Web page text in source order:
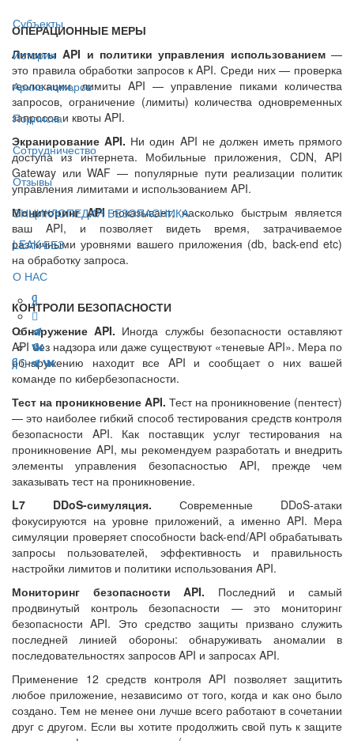
Субъекты
История
Архив номеров
Подписка
Сотрудничество
Отзывы
ЭНЦИКЛОПЕДИЯ БЕЗОПАСНИКА
LEAK-БЕЗ
О НАС
ОПЕРАЦИОННЫЕ МЕРЫ
Лимиты API и политики управления использованием—
это правила обработки запросов к API. Среди них — проверка
геолокации, лимиты API — управление пиками количества
запросов, ограничение (лимиты) количества одновременных
запросов и квоты API.
Экранирование API. Ни один API не должен иметь прямого
доступа из интернета. Мобильные приложения, CDN, API
Gateway или WAF — популярные пути реализации политик
управления лимитами и использованием API.
Мониторинг API показывает, насколько быстрым является
ваш API, и позволяет видеть время, затрачиваемое
различными уровнями вашего приложения (db, back-end etc)
на обработку запроса.
КОНТРОЛИ БЕЗОПАСНОСТИ
Обнаружение API. Иногда службы безопасности оставляют
API без надзора или даже существуют «теневые API». Мера по
обнаружению находит все API и сообщает о них вашей
команде по кибербезопасности.
Тест на проникновение API. Тест на проникновение (пентест)
— это наиболее гибкий способ тестирования средств контроля
безопасности API. Как поставщик услуг тестирования на
проникновение API, мы рекомендуем разработать и внедрить
элементы управления безопасностью API, прежде чем
заказывать тест на проникновение.
L7 DDoS-симуляция. Современные DDoS-атаки
фокусируются на уровне приложений, а именно API. Мера
симуляции проверяет способности back-end/API обрабатывать
запросы пользователей, эффективность и правильность
настройки лимитов и политики использования API.
Мониторинг безопасности API. Последний и самый
продвинутый контроль безопасности — это мониторинг
безопасности API. Это средство защиты призвано служить
последней линией обороны: обнаруживать аномалии в
последовательностях запросов API и запросах API.
Применение 12 средств контроля API позволяет защитить
любое приложение, независимо от того, когда и как оно было
создано. Тем не менее они лучше всего работают в сочетании
друг с другом. Если вы хотите продолжить свой путь к защите